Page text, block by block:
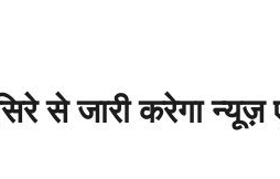
से जारी करेगा न्यूज़